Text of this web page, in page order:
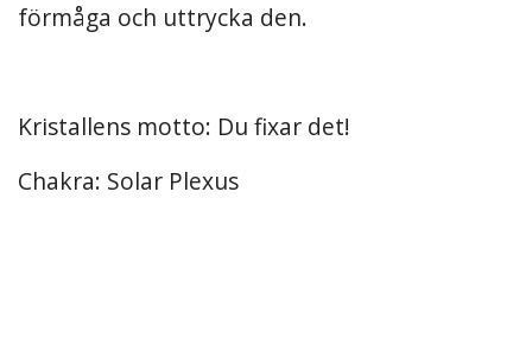
förmåga och uttrycka den.
Kristallens motto: Du fixar det!
Chakra: Solar Plexus